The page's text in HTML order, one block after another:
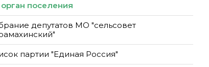
поселения
депутатов МО "сельсовет
партии "Единая Россия"